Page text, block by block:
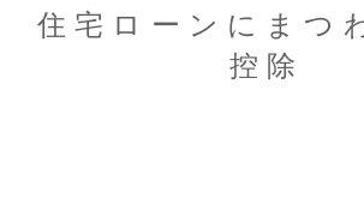
住宅ローンにまつ
控除